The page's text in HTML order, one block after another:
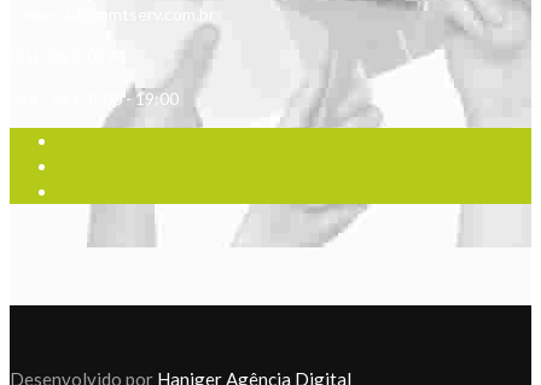
comercial@mmtserv.com.br
Seg - Sex: 8:00 - 19:00
Desenvolvido por Haniger Agência Digital